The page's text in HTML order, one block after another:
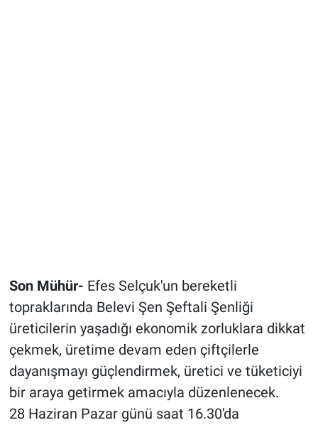
Son Mühür- Efes Selçuk'un bereketli
topraklarında Belevi Şen Şeftali Şenliği
üreticilerin yaşadığı ekonomik zorluklara dikkat
çekmek, üretime devam eden çiftçilerle
dayanışmayı güçlendirmek, üretici ve tüketiciyi
bir araya getirmek amacıyla düzenlenecek.
28 Haziran Pazar günü saat 16.30'da